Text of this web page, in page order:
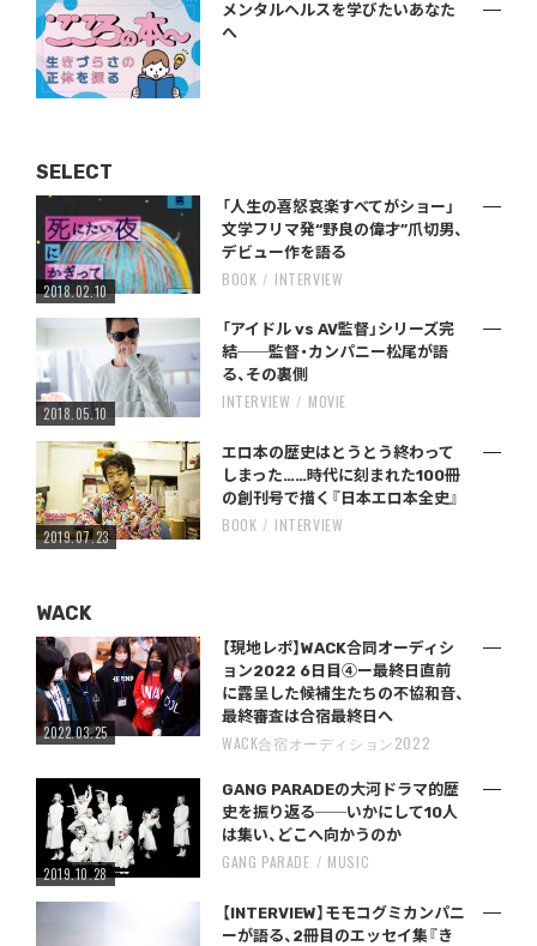
メンタルヘルスを学びたいあなた
へ
SELECT
2018.02.10
「人生の喜怒哀楽すべてがショー」
文学フリマ発“野良の偉才”爪切男、
デビュー作を語る
BOOK INTERVIEW
2018.05.10
「アイドル vs AV監督」シリーズ完
結──監督・カンパニー松尾が語
る、その裏側
INTERVIEW MOVIE
2019.07.23
エロ本の歴史はとうとう終わって
しまった……時代に刻まれた100冊
の創刊号で描く『日本エロ本全史』
BOOK INTERVIEW
WACK
2022.03.25
【現地レポ】WACK合同オーディシ
ョン2022 6日目④ー最終日直前
に露呈した候補生たちの不協和音、
最終審査は合宿最終日へ
WACK合宿オーディション2022
2019.10.28
GANG PARADEの大河ドラマ的歴
史を振り返る──いかにして10人
は集い、どこへ向かうのか
GANG PARADE MUSIC
【INTERVIEW】モモコグミカンパニ
ーが語る、2冊目のエッセイ集『き